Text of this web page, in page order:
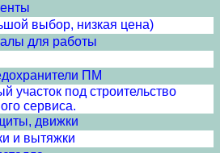
выбор, низкая цена)
для работы
ПМ
участок под строительство
сервиса.
движки
и вытяжки